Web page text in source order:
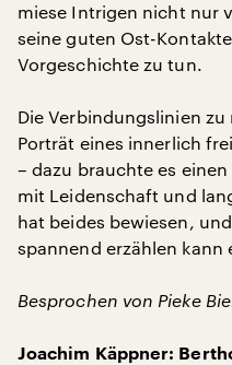
miese Intrigen nicht nur
seine guten Ost-
Vorgeschichte zu tun.
Die Verbindungslinien
Porträt eines innerlich
– dazu brauchte es
mit Leidenschaft und
hat beides bewiesen,
spannend erzählen kann
Besprochen von Pieke
Joachim Käppner: